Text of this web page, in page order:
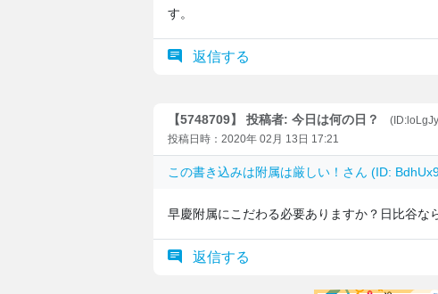
す。
返信する
【5748709】 投稿者: 今日は何の日？
投稿日時：2020年 02月 13日 17:21
この書き込みは附属は厳しい！ さん (ID:
早慶附属にこだわる必要ありますか？日比谷な
返信する